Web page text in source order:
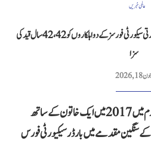
عالمی خبریں
اجتماعی زیادتی اور تیزاب حملے میں ملوث بھارتی سیکورٹی فورسز کے دو اہلکاروں کو 42،42 سال قید کی
سزا
18, 2026
بھارت کی شمال مشرقی ریاست میزورم میں 2017 میں ایک خاتون کے ساتھ
کے سنگین مقدمے میں بارڈر سیکیورٹی فورس